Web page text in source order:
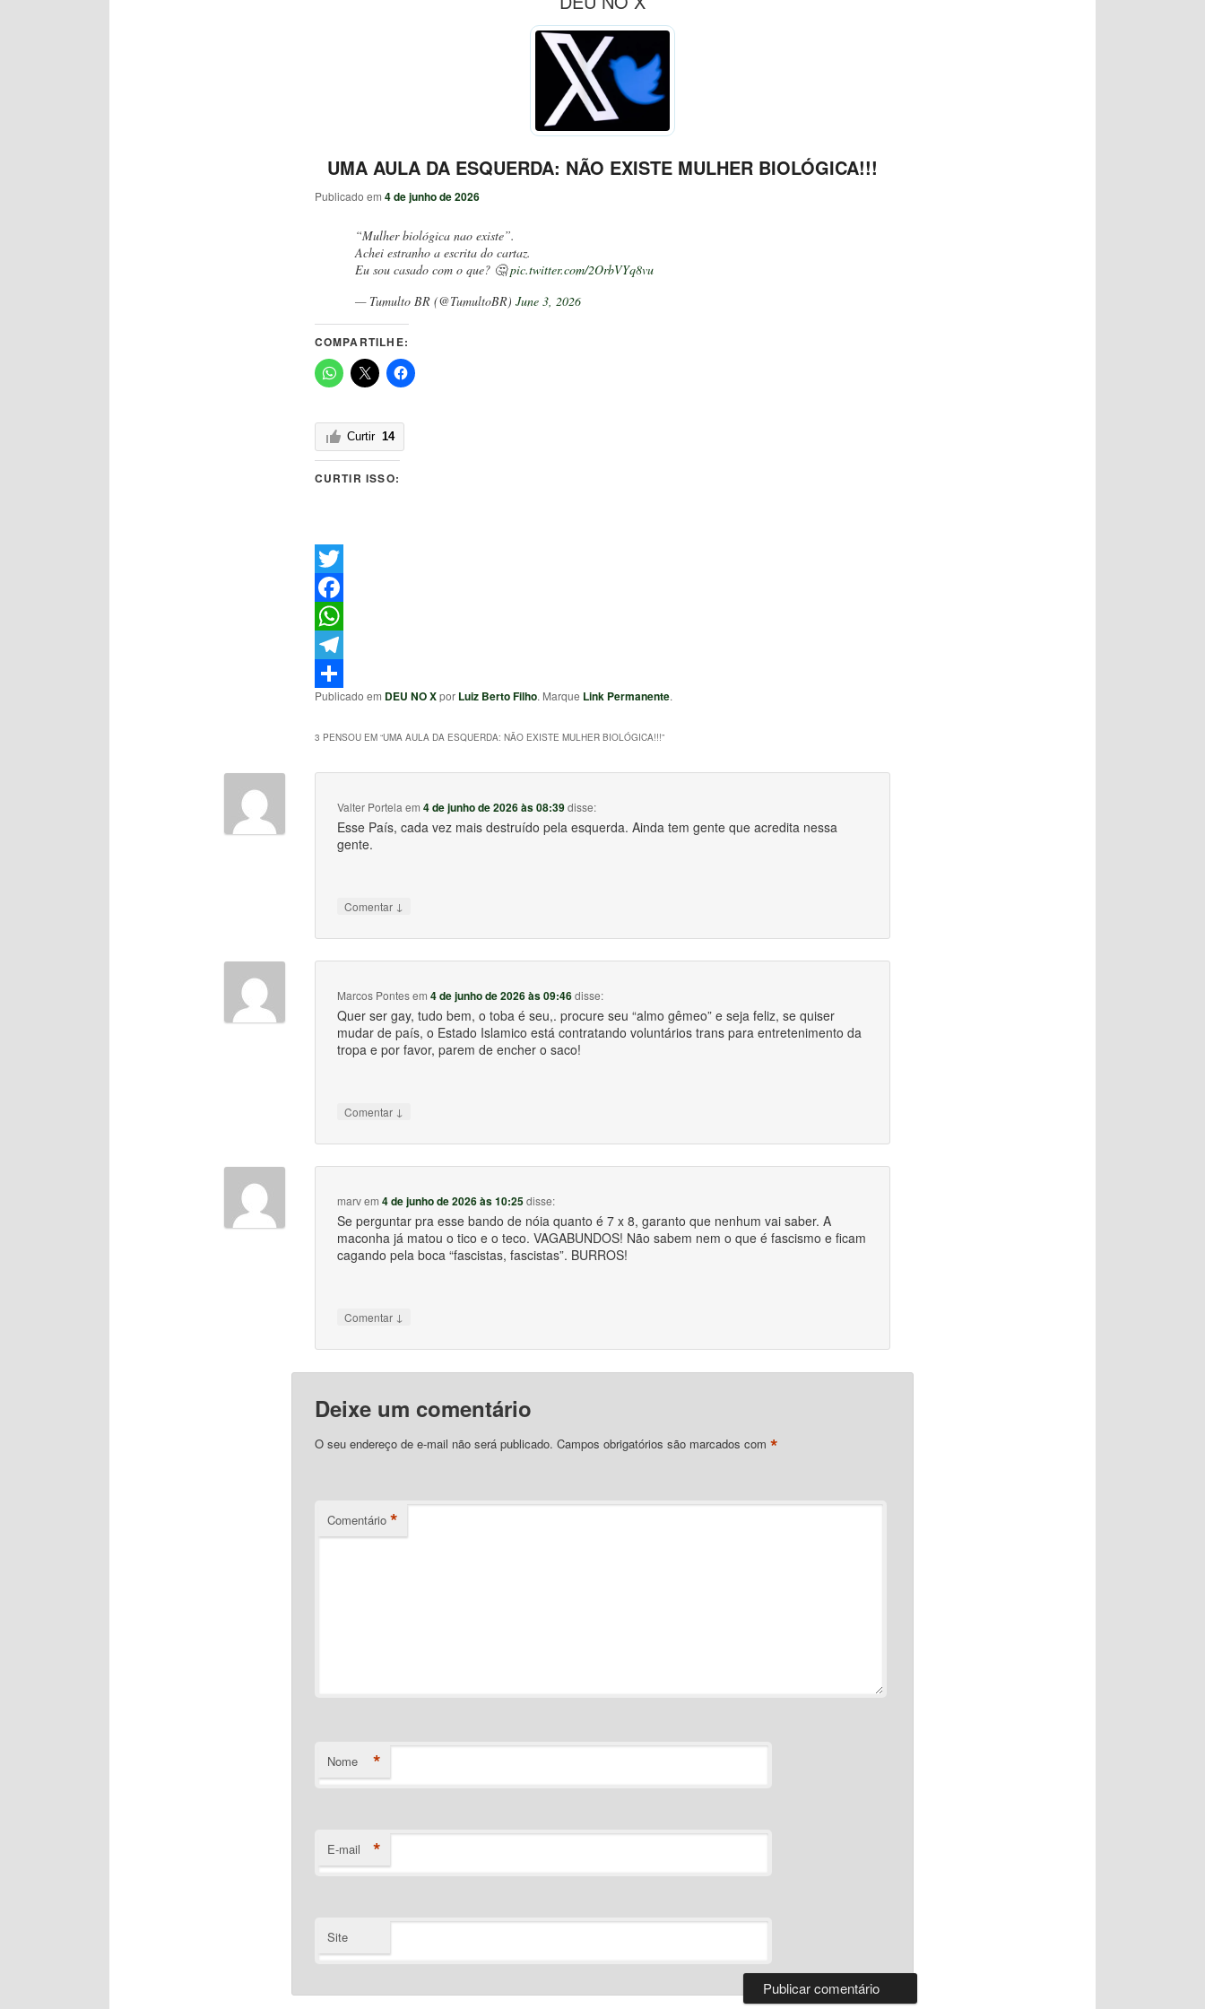
UMA AULA DA ESQUERDA: NÃO EXISTE MULHER BIOLÓGICA!!!
Publicado em 4 de junho de 2026
“Mulher biológica nao existe”.
Achei estranho a escrita do cartaz.
Eu sou casado com o que? 🤔pic.twitter.com/2OrbVYq8vu
— Tumulto BR (@TumultoBR) June 3, 2026
COMPARTILHE:
Curtir 14
CURTIR ISSO:
Twitter
Facebook
WhatsApp
Telegram
Share
Publicado em DEU NO Xpor Luiz Berto Filho. Marque Link Permanente.
3 PENSOU EM “UMA AULA DA ESQUERDA: NÃO EXISTE MULHER BIOLÓGICA!!!”
Valter Portela em4 de junho de 2026 às 08:39disse:
Esse País, cada vez mais destruído pela esquerda. Ainda tem gente que acredita nessa
gente.
Comentar ↓
Marcos Pontesem4 de junho de 2026 às 09:46disse:
Quer ser gay, tudo bem, o toba é seu,. procure seu “almo gêmeo” e seja feliz, se quiser
mudar de país, o Estado Islamico está contratando voluntários trans para entretenimento da
tropa e por favor, parem de encher o saco!
Comentar ↓
marvem4 de junho de 2026 às 10:25disse:
Se perguntar pra esse bando de nóia quanto é 7 x 8, garanto que nenhum vai saber. A
maconha já matou o tico e o teco. VAGABUNDOS! Não sabem nem o que é fascismo e ficam
cagando pela boca “fascistas, fascistas”. BURROS!
Comentar ↓
Deixe um comentário
O seu endereço de e-mail não será publicado. Campos obrigatórios são marcados com *
Comentário *
Nome *
E-mail *
Site